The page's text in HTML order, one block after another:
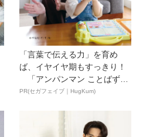
「言葉で伝える力」を育め
ば、イヤイヤ期もすっきり！
「アンパンマン ことばずか
ん...
PR(セガフェイブ｜HugKum)